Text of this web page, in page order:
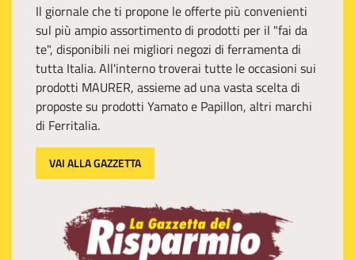
Il giornale che ti propone le offerte più convenienti
sul più ampio assortimento di prodotti per il "fai da
te", disponibili nei migliori negozi di ferramenta di
tutta Italia. All'interno troverai tutte le occasioni sui
prodotti MAURER, assieme ad una vasta scelta di
proposte su prodotti Yamato e Papillon, altri marchi
di Ferritalia.
VAI ALLA GAZZETTA